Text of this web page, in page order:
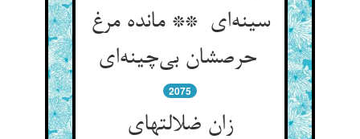
سینه‌ای ** مانده مرغ
حرصشان بی‌چینه‌ای
2075
زان ضلالتهای